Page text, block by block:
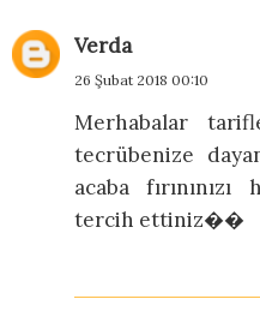
Verda
26 Şubat 2018 00:10
Merhabalar
tecrübenize
acaba
tercih ettiniz��